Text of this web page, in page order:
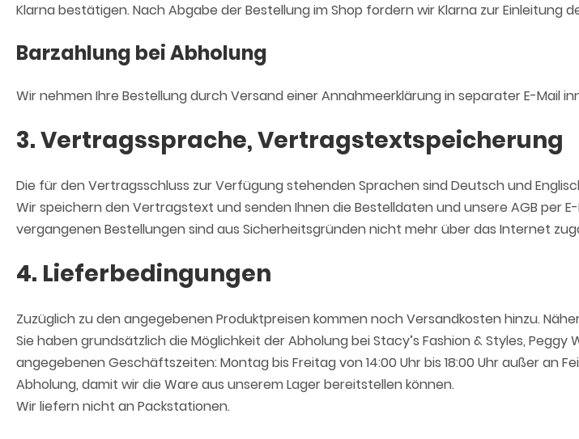
Klarna bestätigen. Nach Abgabe der Bestellung im Shop fordern wir Klarna zur
Barzahlung bei Abholung
Wir nehmen Ihre Bestellung durch Versand einer Annahmeerklärung in separater E-Mail
3. Vertragssprache, Vertragstextspeicherung
Die für den Vertragsschluss zur Verfügung stehenden Sprachen sind Deutsch und
Wir speichern den Vertragstext und senden Ihnen die Bestelldaten und unsere AGB per
vergangenen Bestellungen sind aus Sicherheitsgründen nicht mehr über das Internet
4. Lieferbedingungen
Zuzüglich zu den angegebenen Produktpreisen kommen noch Versandkosten hinzu.
Sie haben grundsätzlich die Möglichkeit der Abholung bei Stacy’s Fashion & Styles,
angegebenen Geschäftszeiten: Montag bis Freitag von 14:00 Uhr bis 18:00 Uhr außer an
Abholung, damit wir die Ware aus unserem Lager bereitstellen können.
Wir liefern nicht an Packstationen.